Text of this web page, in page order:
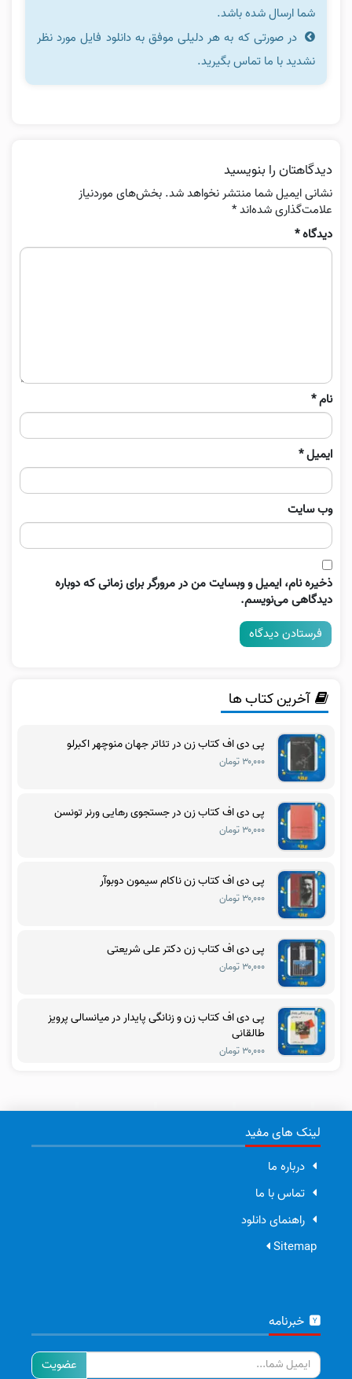
شما ارسال شده باشد.
در صورتی که به هر دلیلی موفق به دانلود فایل مورد نظر
نشدید با ما تماس بگیرید.
دیدگاهتان را بنویسید
نشانی ایمیل شما منتشر نخواهد شد. بخش‌های موردنیاز
علامت‌گذاری شده‌اند*
دیدگاه*
نام*
ایمیل*
وب‌ سایت
ذخیره نام، ایمیل و وبسایت من در مرورگر برای زمانی که دوباره
دیدگاهی می‌نویسم.
آخرین کتاب ها
پی دی اف کتاب زن در تئاتر جهان منوچهر اکبرلو
۳۰,۰۰۰ تومان
پی دی اف کتاب زن در جستجوی رهایی ورنر تونسن
۳۰,۰۰۰ تومان
پی دی اف کتاب زن ناکام سیمون دوبوآر
۳۰,۰۰۰ تومان
پی دی اف کتاب زن دکتر علی شریعتی
۳۰,۰۰۰ تومان
پی دی اف کتاب زن و زنانگی پایدار در میانسالی پرویز
طالقانی
۳۰,۰۰۰ تومان
لینک های مفید
درباره ما
تماس با ما
راهنمای دانلود
Sitemap
خبرنامه
ایمیل